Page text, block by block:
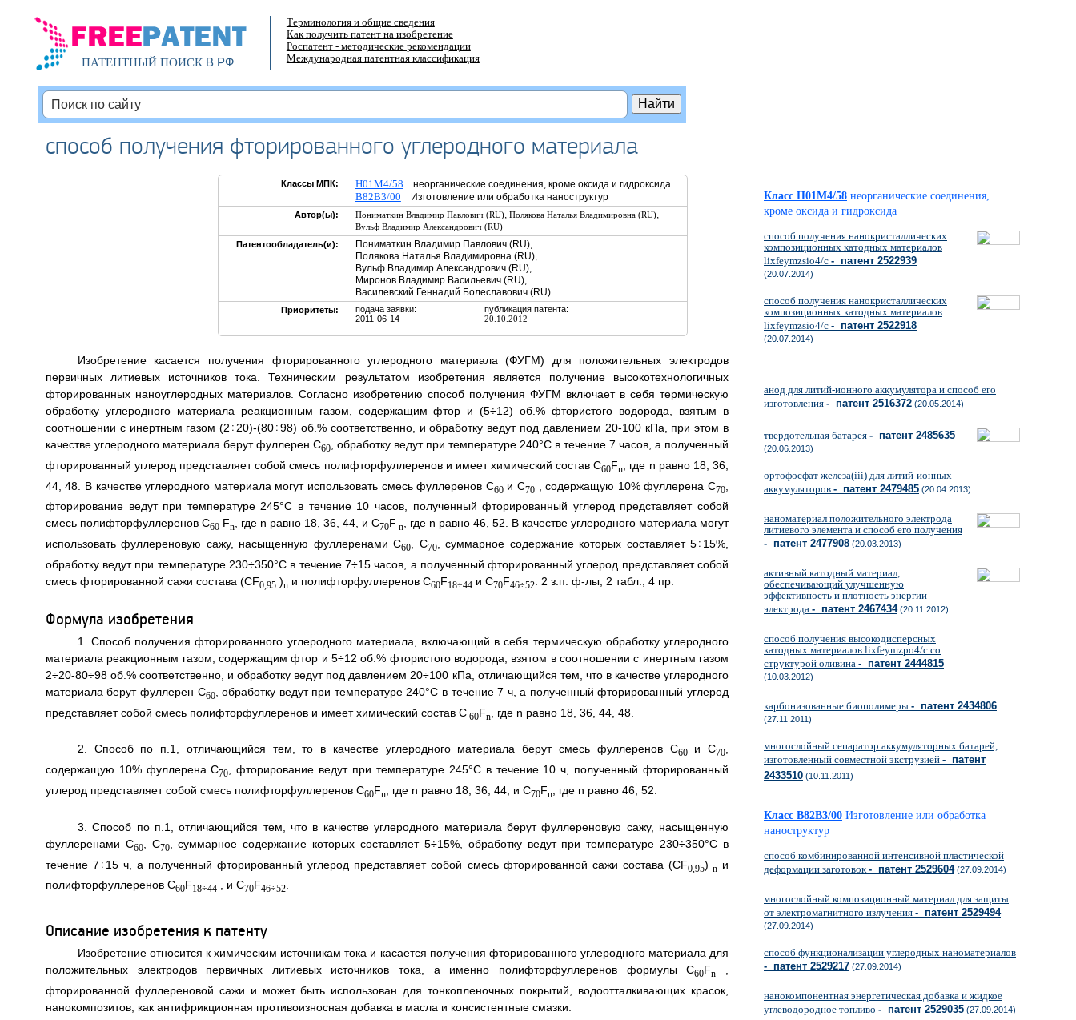
ПАТЕНТНЫЙ ПОИСКВ РФ
Терминология и общие сведения
Как получить патент на изобретение
Роспатент - методические рекомендации
Международная патентная классификация
способ получения фторированного углеродного материала
Классы МПК: H01M4/58 неорганические соединения, кроме оксида и гидроксида
B82B3/00 Изготовление или обработка наноструктур
Автор(ы): Пониматкин Владимир Павлович (RU), Полякова Наталья Владимировна (RU),
Вульф Владимир Александрович (RU)
Патентообладатель(и):
Пониматкин Владимир Павлович (RU),
Полякова Наталья Владимировна (RU),
Вульф Владимир Александрович (RU),
Миронов Владимир Васильевич (RU),
Василевский Геннадий Болеславович (RU)
Приоритеты:
подача заявки:
2011-06-14
публикация патента:
20.10.2012
Изобретение касается получения фторированного углеродного материала (ФУГМ) для положительных электродов
первичных литиевых источников тока. Техническим результатом изобретения является получение высокотехнологичных
фторированных наноуглеродных материалов. Согласно изобретению способ получения ФУГМ включает в себя термическую
обработку углеродного материала реакционным газом, содержащим фтор и (5÷12) об.% фтористого водорода, взятым в
соотношении с инертным газом (2÷20)-(80÷98) об.% соответственно, и обработку ведут под давлением 20-100 кПа, при этом в
качестве углеродного материала берут фуллерен С60, обработку ведут при температуре 240°С в течение 7 часов, а полученный
фторированный углерод представляет собой смесь полифторфуллеренов и имеет химический состав C60Fn
, где n равно 18, 36,
44, 48. В качестве углеродного материала могут использовать смесь фуллеренов С60и С70 , содержащую 10% фуллерена C70
фторирование ведут при температуре 245°С в течение 10 часов, полученный фторированный углерод представляет собой
смесь полифторфуллеренов С60Fn, где n равно 18, 36, 44, и C70F n, где n равно 46, 52. В качестве углеродного материала могут
использовать фуллереновую сажу, насыщенную фуллеренами С60 , C70, суммарное содержание которых составляет 5÷15%,
обработку ведут при температуре 230÷350°С в течение 7÷15 часов, а полученный фторированный углерод представляет собой
смесь фторированной сажи состава (CF0,95 )n и полифторфуллеренов С60F18÷44 и C70F46÷52. 2 з.п. ф-лы, 2 табл., 4 пр.
Формула изобретения
1. Способ получения фторированного углеродного материала, включающий в себя термическую обработку углеродного
материала реакционным газом, содержащим фтор и 5÷12 об.% фтористого водорода, взятом в соотношении с инертным газом
2÷20-80÷98 об.% соответственно, и обработку ведут под давлением 20÷100 кПа, отличающийся тем, что в качестве углеродного
материала берут фуллерен С60, обработку ведут при температуре 240°С в течение 7 ч, а полученный фторированный углерод
представляет собой смесь полифторфуллеренов и имеет химический состав С60Fn , где n равно 18, 36, 44, 48.
2. Способ по п.1, отличающийся тем, то в качестве углеродного материала берут смесь фуллеренов С60и C70,
содержащую 10% фуллерена С70
, фторирование ведут при температуре 245°С в течение 10 ч, полученный фторированный
углерод представляет собой смесь полифторфуллеренов С60Fn , где n равно 18, 36, 44, и C70Fn , где n равно 46, 52.
3. Способ по п.1, отличающийся тем, что в качестве углеродного материала берут фуллереновую сажу, насыщенную
фуллеренами С60, C70, суммарное содержание которых составляет 5÷15%, обработку ведут при температуре 230÷350°С в
течение 7÷15 ч, а полученный фторированный углерод представляет собой смесь фторированной сажи состава (CF0,95) n и
полифторфуллеренов C60F18÷44 , и C70F46÷52.
Описание изобретения к патенту
Изобретение относится к химическим источникам тока и касается получения фторированного углеродного материала для
положительных электродов первичных литиевых источников тока, а именно полифторфуллеренов формулы C60Fn
фторированной фуллереновой сажи и может быть использован для тонкопленочных покрытий, водоотталкивающих красок,
нанокомпозитов, как антифрикционная противоизносная добавка в масла и консистентные смазки.
Класс H01M4/58 неорганические соединения,
кроме оксида и гидроксида
способ получения нанокристаллических
композиционных катодных материалов
lixfeymzsio4/c - патент 2522939
(20.07.2014)
способ получения нанокристаллических
композиционных катодных материалов
lixfeymzsio4/c - патент 2522918
(20.07.2014)
анод для литий-ионного аккумулятора и способ его
изготовления - патент 2516372 (20.05.2014)
твердотельная батарея - патент 2485635
(20.06.2013)
ортофосфат железа(iii) для литий-ионных
аккумуляторов - патент 2479485 (20.04.2013)
наноматериал положительного электрода
литиевого элемента и способ его получения
- патент 2477908 (20.03.2013)
активный катодный материал,
обеспечивающий улучшенную
эффективность и плотность энергии
электрода - патент 2467434(20.11.2012)
способ получения высокодисперсных
катодных материалов lixfeymzpo4/c со
структурой оливина - патент 2444815
(10.03.2012)
карбонизованные биополимеры - патент 2434806
(27.11.2011)
многослойный сепаратор аккумуляторных батарей,
изготовленный совместной экструзией - патент
2433510 (10.11.2011)
Класс B82B3/00 Изготовление или обработка
наноструктур
способ комбинированной интенсивной пластической
деформации заготовок- патент 2529604(27.09.2014)
многослойный композиционный материал для защиты
от электромагнитного излучения - патент 2529494
(27.09.2014)
способ функционализации углеродных наноматериалов
- патент 2529217 (27.09.2014)
нанокомпонентная энергетическая добавка и жидкое
углеводородное топливо - патент 2529035 (27.09.2014)